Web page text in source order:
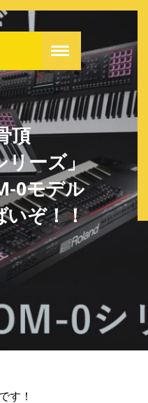
頂
リーズ」
0モデル
いぞ！！
す！